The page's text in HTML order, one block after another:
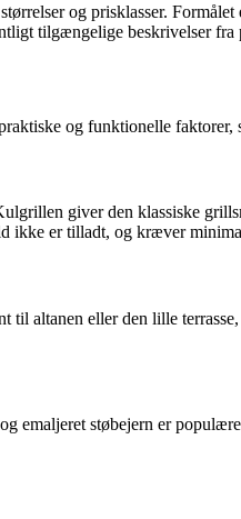
og prisklasser.
tilgængelige beskrivelser
og funktionelle
giver den klassiske
ikke er tilladt, og kræver
altanen eller den lille
emaljeret støbejern er